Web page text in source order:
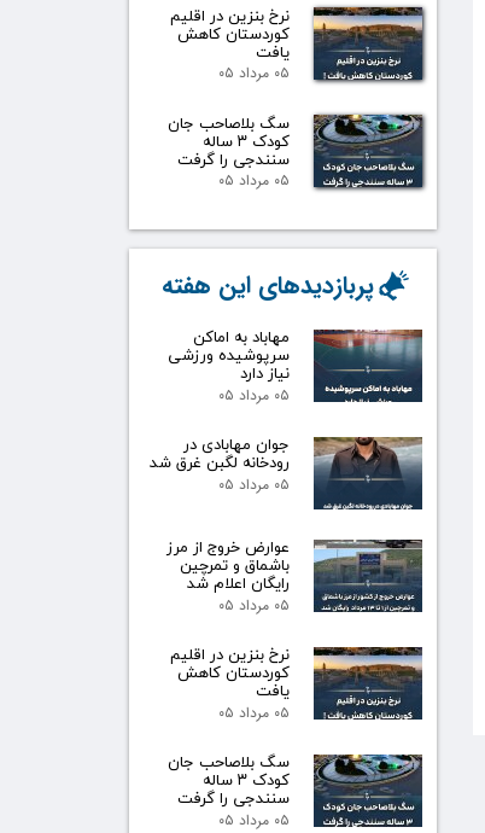
نرخ بنزین در اقلیم
کوردستان کاهش
یافت
۰۵ مرداد ۰۵
سگ بلاصاحب جان
کودک ۳ ساله
سنندجی را گرفت
۰۵ مرداد ۰۵
مهاباد به اماکن
سرپوشیده ورزشی
نیاز دارد
۰۵ مرداد ۰۵
جوان مهابادی در
رودخانه لگبن غرق شد
۰۵ مرداد ۰۵
عوارض خروج از مرز
باشماق و تمرچین
رایگان اعلام شد
۰۵ مرداد ۰۵
نرخ بنزین در اقلیم
کوردستان کاهش
یافت
۰۵ مرداد ۰۵
سگ بلاصاحب جان
کودک ۳ ساله
سنندجی را گرفت
۰۵ مرداد ۰۵
پربازدیدهای این هفته